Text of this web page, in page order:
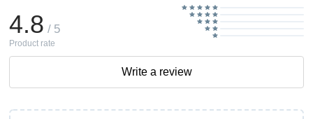
4.8 / 5
Product rate
Write a review